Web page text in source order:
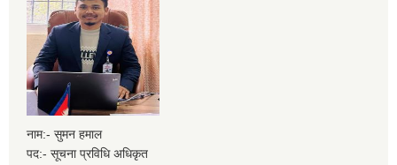
नाम:- सुमन हमाल
पद:- सूचना प्रविधि अधिकृत